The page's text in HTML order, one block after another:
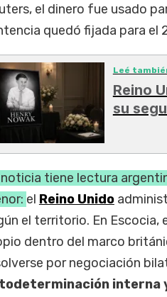
el dinero fue usado
quedó fijada para el
Leé
Reino
su
tiene lectura
el Reino Unido
el territorio. En
dentro del marco
por negociación
interna